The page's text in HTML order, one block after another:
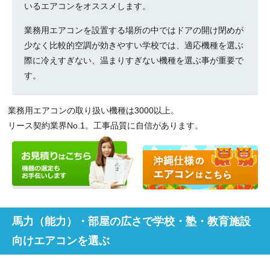
いるエアコンをオススメします。
業務用エアコンを設置する場所の中ではドアの開け閉めが
少なく比較的空調が効きやすい学校では、適応機種を選ぶ
際に冷えすぎない、温まりすぎない機種を選ぶ事が重要で
す。
業務用エアコンの取り扱い機種は3000以上。
リース契約業界No.1。工事品質に自信があります。
馬力（能力）・部屋の広さで学校・塾・教育施設
向けエアコンを選ぶ